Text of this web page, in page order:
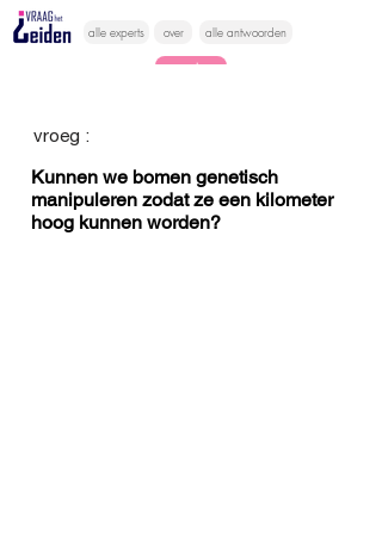
alle experts over alle antwoorden
vragen lessen
vroeg :
Kunnen we bomen genetisch
manipuleren zodat ze een kilometer
hoog kunnen worden?